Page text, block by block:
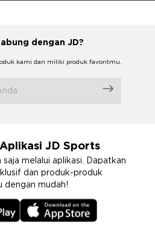
dengan JD?
kami dan miliki produk favoritmu.
JD Sports
melalui aplikasi. Dapatkan
dan produk-produk
dengan mudah!